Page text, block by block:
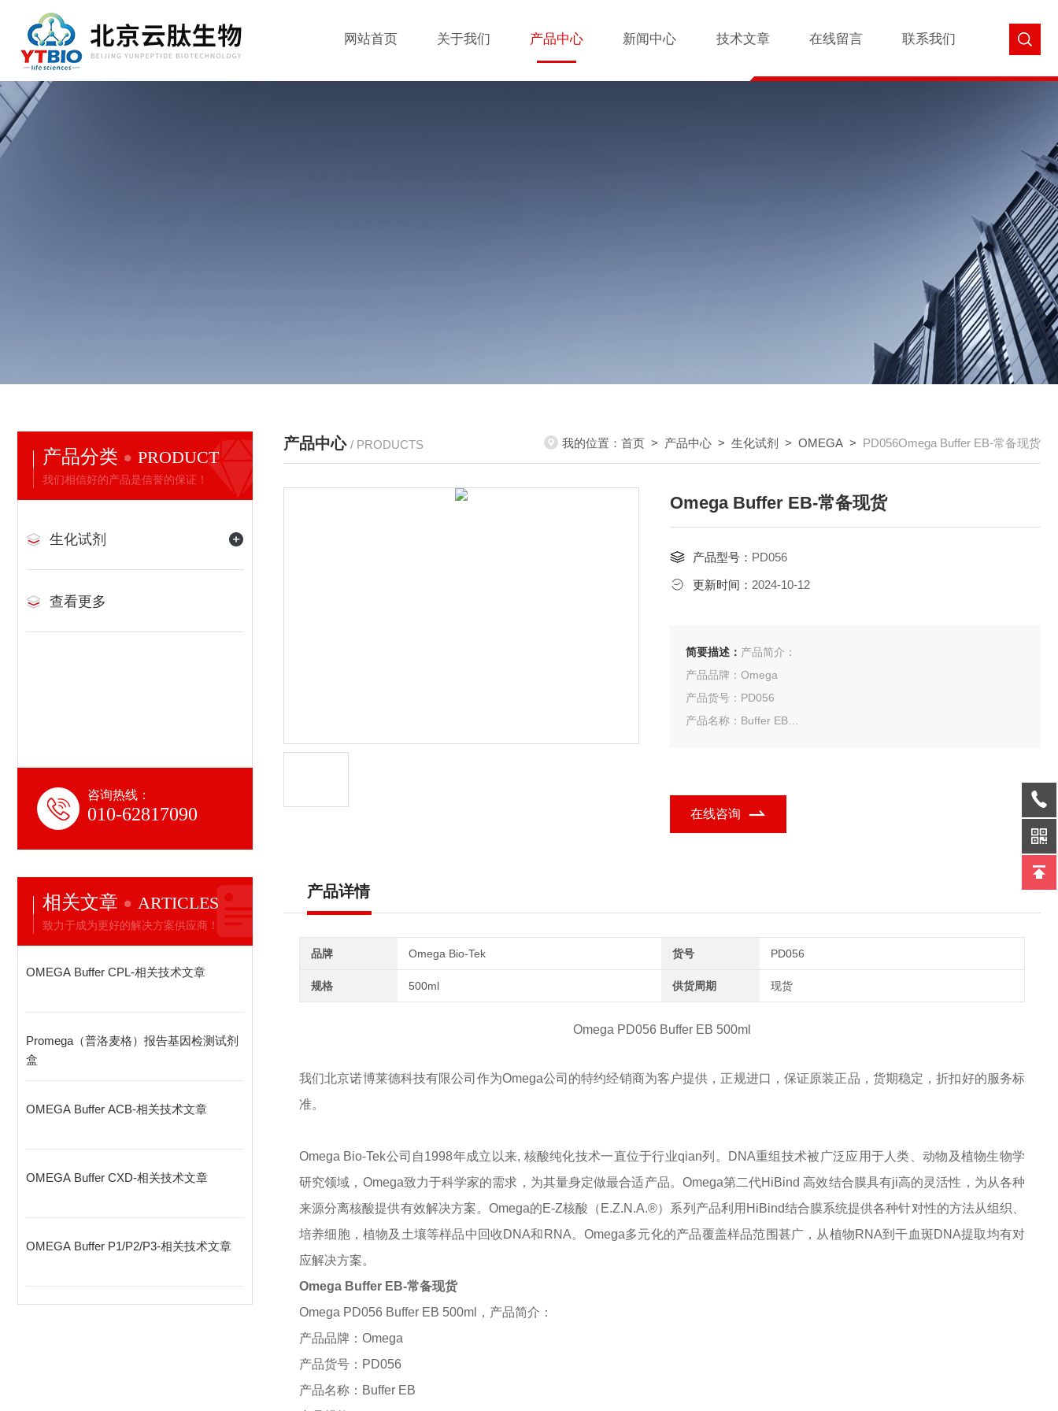
网站首页 关于我们 产品中心 新闻中心 技术文章 在线留言 联系我们
产品分类 PRODUCT
我们相信好的产品是信誉的保证！
生化试剂
查看更多
咨询热线：
010-62817090
相关文章 ARTICLES
致力于成为更好的解决方案供应商！
OMEGA Buffer CPL-相关技术文章
Promega（普洛麦格）报告基因检测试剂
盒
OMEGA Buffer ACB-相关技术文章
OMEGA Buffer CXD-相关技术文章
OMEGA Buffer P1/P2/P3-相关技术文章
产品中心 / PRODUCTS 我的位置： 首页 > 产品中心 > 生化试剂 > OMEGA > PD056Omega Buffer EB-常备现货
Omega Buffer EB-常备现货
产品型号： PD056
更新时间： 2024-10-12
简要描述： 产品简介：
产品品牌：Omega
产品货号：PD056
产品名称：Buffer EB
在线咨询
产品详情
品牌 Omega Bio-Tek 货号 PD056
规格 500ml 供货周期 现货
Omega PD056 Buffer EB 500ml
我们北京诺博莱德科技有限公司作为Omega公司的特约经销商为客户提供，正规进口，保证原装正品，货期稳定，折扣好的服务标
准。
Omega Bio-Tek公司自1998年成立以来, 核酸纯化技术一直位于行业qian列。DNA重组技术被广泛应用于人类、动物及植物生物学
研究领域，Omega致力于科学家的需求，为其量身定做最合适产品。Omega第二代HiBind 高效结合膜具有ji高的灵活性，为从各种
来源分离核酸提供有效解决方案。Omega的E-Z核酸（E.Z.N.A.®）系列产品利用HiBind结合膜系统提供各种针对性的方法从组织、
培养细胞，植物及土壤等样品中回收DNA和RNA。Omega多元化的产品覆盖样品范围甚广，从植物RNA到干血斑DNA提取均有对
应解决方案。
Omega Buffer EB-常备现货
Omega PD056 Buffer EB 500ml
，产品简介：
产品品牌： Omega
产品货号： PD056
产品名称： Buffer EB